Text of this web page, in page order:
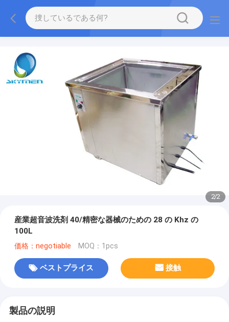
2/2
産業超音波洗剤 40/精密な器械のための 28 の Khz の
100L
価格：negotiable MOQ：1pcs
ベストプライス 接触
製品の説明